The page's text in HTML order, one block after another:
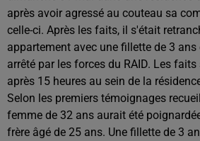
après avoir agressé au couteau sa
celle-ci. Après les faits, il s'était
appartement avec une fillette de 3
arrêté par les forces du RAID. Les
après 15 heures au sein de la
Selon les premiers témoignages
femme de 32 ans aurait été
frère âgé de 25 ans. Une fillette de 3